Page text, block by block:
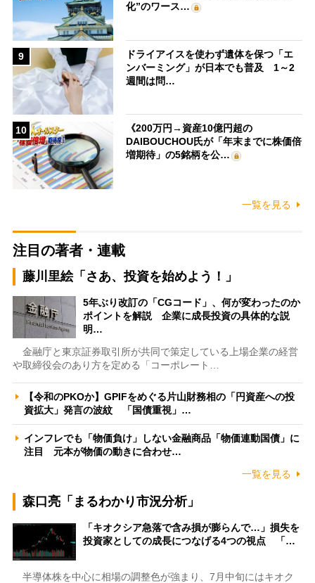
化”のワース…
9
ドライアイスを使わず遺体を保つ「エ
ンバーミング」が日本でも普及 1～2
週間は問…
10
《200万円→資産10億円超の
DAIBOUCHOU氏が「年末までに株価倍
増期待」の5銘柄を公…
一覧を見る
注目の著者・連載
藤川里絵「さあ、投資を始めよう！」
5年ぶり改訂の「CGコード」、何が変わったのか
ポイントを解説 企業に成長投資の具体的な説
明…
金融庁と東京証券取引所が共同で策定している上場企業の経営
や取締役会のあり方を定める「コーポレート…
【令和のPKOか】GPIFをめぐる片山財務相の「円資産への投
資拡大」発言の波紋 「国債重視」…
インフレでも「物価負け」しない金融商品「物価連動国債」に
注目 元本が物価の動きに合わせ…
一覧を見る
森口亮「まるわかり市況分析」
「キオクシア急落で含み損が膨らんで…」損失を
投資家としての成長につなげる4つの視点 「…
半導体株を中心に相場の調整色が強まり、7月中旬にはキオク